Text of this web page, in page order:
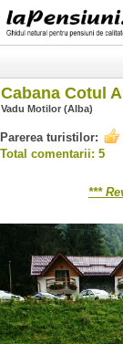
Cabana Cotul
Vadu Motilor (Alba)
Parerea turistilor:
Total comentarii: 5
***